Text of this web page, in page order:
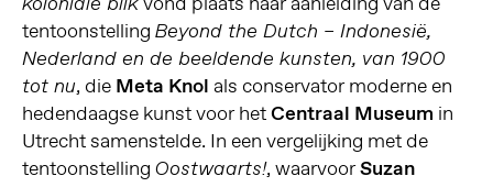
tentoonstelling Beyond the Dutch – Indonesië,
Nederland en de beeldende kunsten, van 1900
tot nu, die Meta Knol als conservator moderne en
hedendaagse kunst voor hetCentraal Museum in
Utrecht samenstelde. In een vergelijking met de
tentoonstelling Oostwaarts!, waarvoorSuzan